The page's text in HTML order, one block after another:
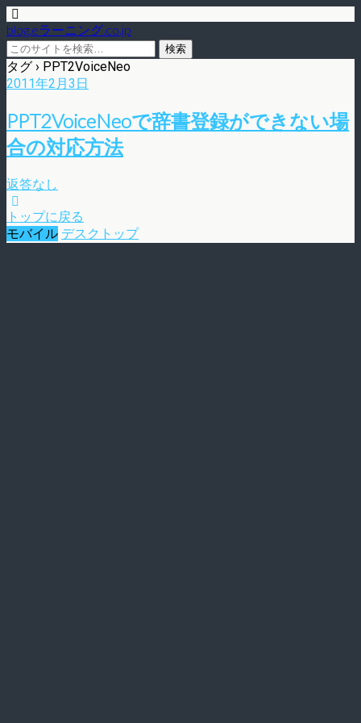
blog.eラーニング.co.jp
タグ › PPT2VoiceNeo
2011年2月3日
PPT2VoiceNeoで辞書登録ができない場
合の対応方法
返答なし
トップに戻る
モバイル デスクトップ